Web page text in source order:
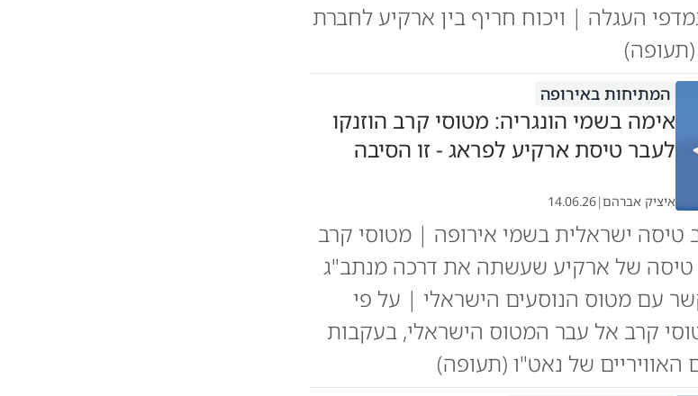
העגלה | ויכוח חריף בין ארקיע לחברת
(תעופה)
המתיחות באירופה
אימה בשמי הונגריה: מטוסי קרב הוזנקו
לעבר טיסת ארקיע לפראג - זו הסיבה
איציק אברהם|
14.06.26
טיסה ישראלית בשמי אירופה | מטוסי קרב
טיסה של ארקיע שעשתה את דרכה מנתב"ג
עם מטוס הנוסעים הישראלי | על פי
קרב אל עבר המטוס הישראלי, בעקבות
של נאט"ו (תעופה)